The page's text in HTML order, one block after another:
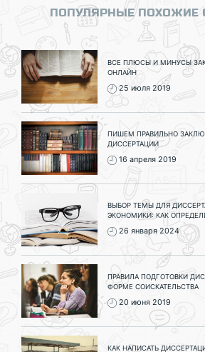
ПОПУЛЯРНЫЕ ПОХОЖИЕ
ВСЕ ПЛЮСЫ И МИНУСЫ
ОНЛАЙН
25 июля 2019
ПИШЕМ ПРАВИЛЬНО
ДИССЕРТАЦИИ
16 апреля 2019
ВЫБОР ТЕМЫ ДЛЯ
ЭКОНОМИКИ: КАК
26 января 2024
ПРАВИЛА ПОДГОТОВКИ
ФОРМЕ СОИСКАТЕЛЬСТВА
20 июня 2019
КАК НАПИСАТЬ